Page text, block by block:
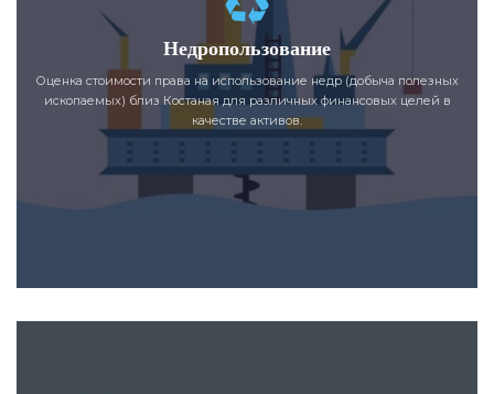
Недропользование
Оценка стоимости права на использование недр (добыча полезных
ископаемых) близ Костаная для различных финансовых целей в
качестве активов.